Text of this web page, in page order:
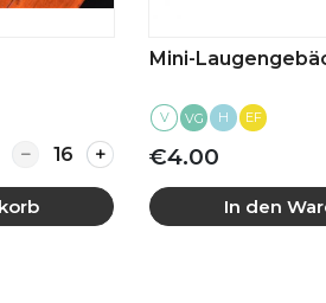
Quantity for Zwei Platten
Mini-
V VG H EF
€4.00
In den